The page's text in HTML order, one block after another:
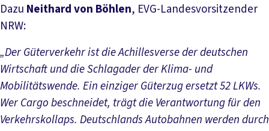
Dazu Neithard von Böhlen, EVG-Landesvorsitzender
NRW:
„Der Güterverkehr ist die Achillesverse der deutschen
Wirtschaft und die Schlagader der Klima- und
Mobilitätswende. Ein einziger Güterzug ersetzt 52 LKWs.
Wer Cargo beschneidet, trägt die Verantwortung für den
Verkehrskollaps. Deutschlands Autobahnen werden durch